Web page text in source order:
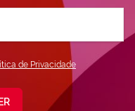
de Privacidade